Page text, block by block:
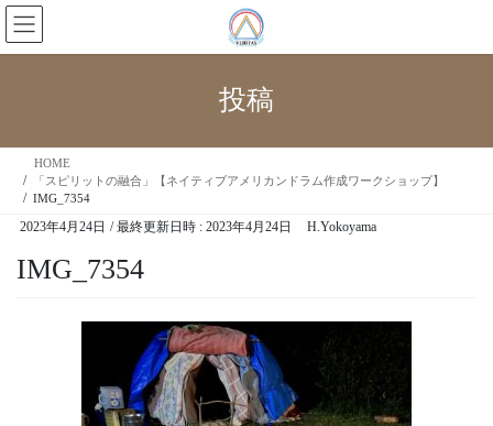
投稿
HOME
「スピリットの融合」【ネイティブアメリカンドラム作成ワークショップ】
IMG_7354
2023年4月24日 / 最終更新日時 : 2023年4月24日 H.Yokoyama
IMG_7354